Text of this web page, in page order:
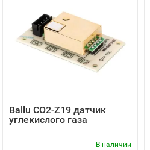
Ballu CO2-Z19 датчик
углекислого газа
В наличии